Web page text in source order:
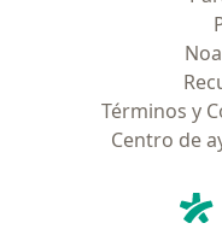
Términos y
Centro de